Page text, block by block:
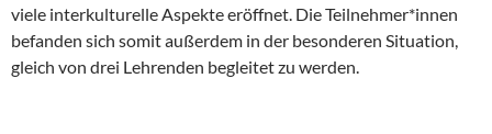
viele interkulturelle Aspekte eröffnet. Die Teilnehmer*innen
befanden sich somit außerdem in der besonderen Situation,
gleich von drei Lehrenden begleitet zu werden.